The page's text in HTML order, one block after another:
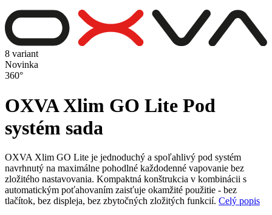
8 variant
Novinka
360°
OXVA Xlim GO Lite Pod
systém sada
OXVA Xlim GO Lite je jednoduchý a spoľahlivý pod systém
navrhnutý na maximálne pohodlné každodenné vapovanie bez
zložitého nastavovania. Kompaktná konštrukcia v kombinácii s
automatickým poťahovaním zaisťuje okamžité použitie - bez
tlačítok, bez displeja, bez zbytočných zložitých funkcií. Celý popis